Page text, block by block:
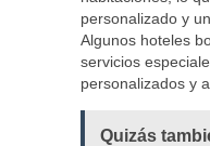
personalizado y
Algunos hoteles
servicios
personalizados y
Quizás